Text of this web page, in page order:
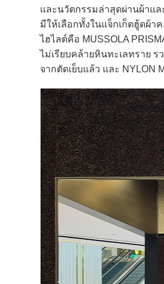
และนวัตกรรมล่าสุดผ่านผ้าแล
มีให้เลือกทั้งในแจ็กเก็ตฮู้ดผ้า
ไฮไลต์คือ MUSSOLA
ไม่เรียบคล้ายหินทะเลทราย
จากตัดเย็บแล้ว และ NYLON